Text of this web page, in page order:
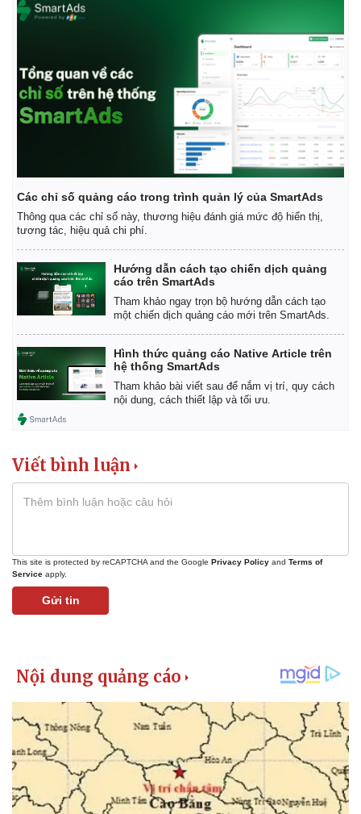
Thể thao
Bóng đá
Ô tô - Xe máy
Ô tô
Các chỉ số quảng cáo trong trình quản lý của SmartAds
Thông qua các chỉ số này, thương hiệu đánh giá mức độ hiển thị,
tương tác, hiệu quả chi phí.
Hướng dẫn cách tạo chiến dịch quảng
cáo trên SmartAds
Tham khảo ngay trọn bộ hướng dẫn cách tạo
một chiến dịch quảng cáo mới trên SmartAds.
Hình thức quảng cáo Native Article trên
hệ thống SmartAds
Tham khảo bài viết sau để nắm vị trí, quy cách
nội dung, cách thiết lập và tối ưu.
Viết bình luận
This site is protected by reCAPTCHA and the Google Privacy Policy and Terms of
Service apply.
Gửi tin